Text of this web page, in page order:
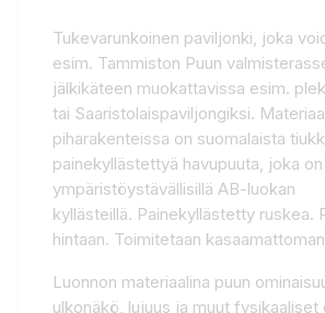
Tukevarunkoinen paviljonki, joka
esim. Tammiston Puun
jälkikäteen muokattavissa esim.
tai Saaristolaispaviljongiksi.
piharakenteissa on suomalaista
painekyllästettyä havupuuta, joka
ympäristöystävällisillä AB-luokan
kyllästeillä. Painekyllästetty ruskea.
hintaan. Toimitetaan
Luonnon materiaalina puun
ulkonäkö, lujuus ja muut fysikaaliset